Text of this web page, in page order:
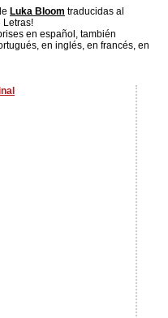
Luka Bloom traducidas al
Letras!
en español, también
en inglés, en francés, en